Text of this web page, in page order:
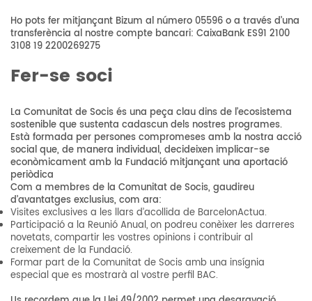
Ho pots fer mitjançant Bizum al número 05596 o a través d’una
transferència al nostre compte bancari: CaixaBank ES91 2100
3108 19 2200269275
Fer-se soci
La Comunitat de Socis és una peça clau dins de l’ecosistema
sostenible que sustenta cadascun dels nostres programes.
Està formada per persones compromeses amb la nostra acció
social que, de manera individual, decideixen implicar-se
econòmicament amb la Fundació mitjançant una aportació
periòdica
Com a membres de la Comunitat de Socis, gaudireu
d’avantatges exclusius, com ara:
Visites exclusives a les llars d’acollida de BarcelonActua.
Participació a la Reunió Anual, on podreu conèixer les darreres
novetats, compartir les vostres opinions i contribuir al
creixement de la Fundació.
Formar part de la Comunitat de Socis amb una insígnia
especial que es mostrarà al vostre perfil BAC.